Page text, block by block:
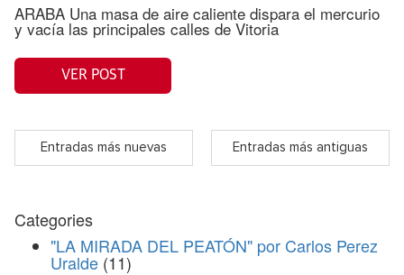
ARABA Una masa de aire caliente dispara el mercurio
y vacía las principales calles de Vitoria
VER POST
Entradas más nuevas Entradas más antiguas
Categories
"LA MIRADA DEL PEATÓN" por Carlos Perez
Uralde (11)